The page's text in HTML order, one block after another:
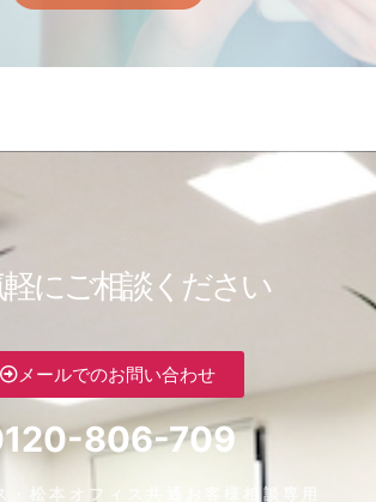
にご相談ください
メールでのお問い合わせ
806-709
・松本オフィス共通お客様相談専用